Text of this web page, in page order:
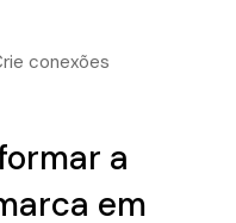
conexões
a
em